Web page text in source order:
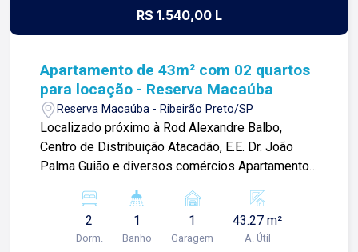
R$ 1.540,00 L
Apartamento de 43m² com 02 quartos
para locação - Reserva Macaúba
Reserva Macaúba - Ribeirão Preto/SP
Localizado próximo à Rod Alexandre Balbo,
Centro de Distribuição Atacadão, E.E. Dr. João
Palma Guião e diversos comércios Apartamento
02 ambientes; -Cozinha; -Área de serviço; -01
vaga de garagem; Para mais informações e
agendamento de visita, entre em contato. Lago
2
Dorm.
1
Banho
1
Garagem
43.27 m²
A. Útil